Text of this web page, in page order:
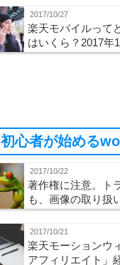
2017/10/27
楽天モバイルって
はいくら？2017年
初心者が始める
2017/10/22
著作権に注意。ト
も、画像の取り扱
2017/10/21
楽天モーションウ
アフィリエイト」